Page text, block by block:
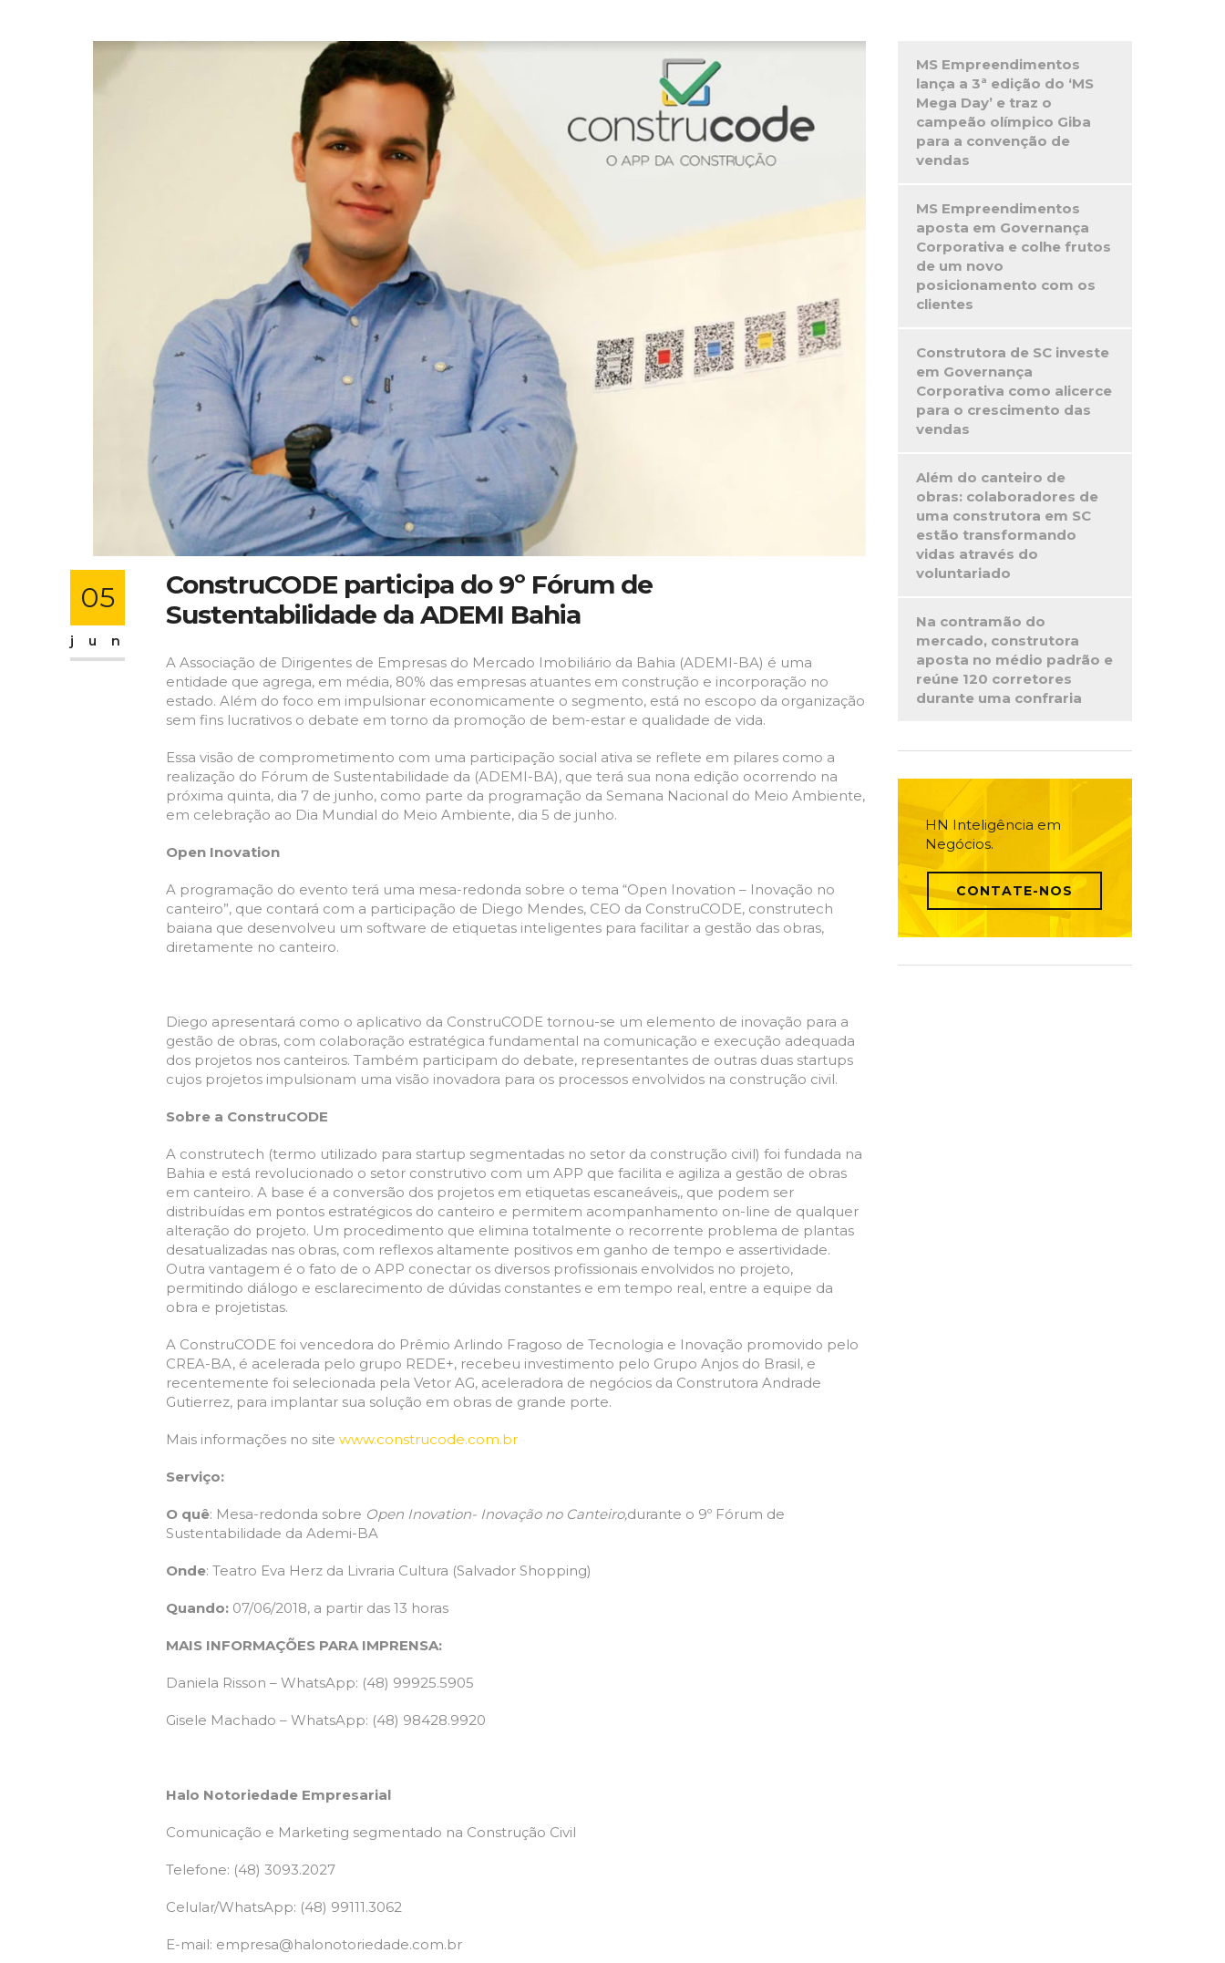
05
jun
ConstruCODE participa do 9º Fórum de
Sustentabilidade da ADEMI Bahia
A Associação de Dirigentes de Empresas do Mercado Imobiliário da Bahia (ADEMI-BA) é uma
entidade que agrega, em média, 80% das empresas atuantes em construção e incorporação no
estado. Além do foco em impulsionar economicamente o segmento, está no escopo da organização
sem fins lucrativos o debate em torno da promoção de bem-estar e qualidade de vida.
Essa visão de comprometimento com uma participação social ativa se reflete em pilares como a
realização do Fórum de Sustentabilidade da (ADEMI-BA), que terá sua nona edição ocorrendo na
próxima quinta, dia 7 de junho, como parte da programação da Semana Nacional do Meio Ambiente,
em celebração ao Dia Mundial do Meio Ambiente, dia 5 de junho.
Open Inovation
A programação do evento terá uma mesa-redonda sobre o tema “Open Inovation – Inovação no
canteiro”, que contará com a participação de Diego Mendes, CEO da ConstruCODE, construtech
baiana que desenvolveu um software de etiquetas inteligentes para facilitar a gestão das obras,
diretamente no canteiro.
Diego apresentará como o aplicativo da ConstruCODE tornou-se um elemento de inovação para a
gestão de obras, com colaboração estratégica fundamental na comunicação e execução adequada
dos projetos nos canteiros. Também participam do debate, representantes de outras duas startups
cujos projetos impulsionam uma visão inovadora para os processos envolvidos na construção civil.
Sobre a ConstruCODE
A construtech (termo utilizado para startup segmentadas no setor da construção civil) foi fundada na
Bahia e está revolucionado o setor construtivo com um APP que facilita e agiliza a gestão de obras
em canteiro. A base é a conversão dos projetos em etiquetas escaneáveis,, que podem ser
distribuídas em pontos estratégicos do canteiro e permitem acompanhamento on-line de qualquer
alteração do projeto. Um procedimento que elimina totalmente o recorrente problema de plantas
desatualizadas nas obras, com reflexos altamente positivos em ganho de tempo e assertividade.
Outra vantagem é o fato de o APP conectar os diversos profissionais envolvidos no projeto,
permitindo diálogo e esclarecimento de dúvidas constantes e em tempo real, entre a equipe da
obra e projetistas.
A ConstruCODE foi vencedora do Prêmio Arlindo Fragoso de Tecnologia e Inovação promovido pelo
CREA-BA, é acelerada pelo grupo REDE+, recebeu investimento pelo Grupo Anjos do Brasil, e
recentemente foi selecionada pela Vetor AG, aceleradora de negócios da Construtora Andrade
Gutierrez, para implantar sua solução em obras de grande porte.
Mais informações no site www.construcode.com.br
Serviço:
O quê: Mesa-redonda sobre Open Inovation- Inovação no Canteiro,durante o 9º Fórum de
Sustentabilidade da Ademi-BA
Onde: Teatro Eva Herz da Livraria Cultura (Salvador Shopping)
Quando: 07/06/2018, a partir das 13 horas
MAIS INFORMAÇÕES PARA IMPRENSA:
Daniela Risson – WhatsApp: (48) 99925.5905
Gisele Machado – WhatsApp: (48) 98428.9920
Halo Notoriedade Empresarial
Comunicação e Marketing segmentado na Construção Civil
Telefone: (48) 3093.2027
Celular/WhatsApp: (48) 99111.3062
E-mail: empresa@halonotoriedade.com.br
MS Empreendimentos
lança a 3ª edição do ‘MS
Mega Day’ e traz o
campeão olímpico Giba
para a convenção de
vendas
MS Empreendimentos
aposta em Governança
Corporativa e colhe frutos
de um novo
posicionamento com os
clientes
Construtora de SC investe
em Governança
Corporativa como alicerce
para o crescimento das
vendas
Além do canteiro de
obras: colaboradores de
uma construtora em SC
estão transformando
vidas através do
voluntariado
Na contramão do
mercado, construtora
aposta no médio padrão e
reúne 120 corretores
durante uma confraria
HN Inteligência em
Negócios.
CONTATE-NOS